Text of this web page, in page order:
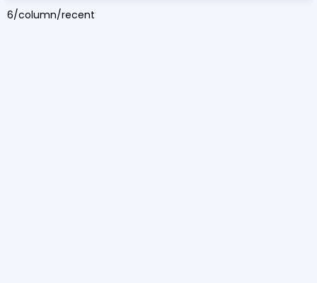
6/column/recent